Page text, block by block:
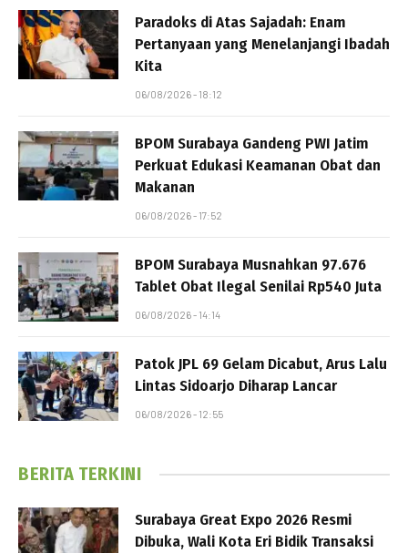
Paradoks di Atas Sajadah: Enam
Pertanyaan yang Menelanjangi Ibadah
Kita
06/08/2026 - 18:12
BPOM Surabaya Gandeng PWI Jatim
Perkuat Edukasi Keamanan Obat dan
Makanan
06/08/2026 - 17:52
BPOM Surabaya Musnahkan 97.676
Tablet Obat Ilegal Senilai Rp540 Juta
06/08/2026 - 14:14
Patok JPL 69 Gelam Dicabut, Arus Lalu
Lintas Sidoarjo Diharap Lancar
06/08/2026 - 12:55
BERITA TERKINI
Surabaya Great Expo 2026 Resmi
Dibuka, Wali Kota Eri Bidik Transaksi